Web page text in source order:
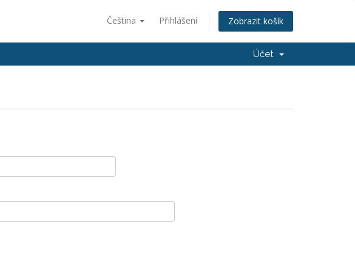
Čeština Přihlášení Zobrazit košík
Účet